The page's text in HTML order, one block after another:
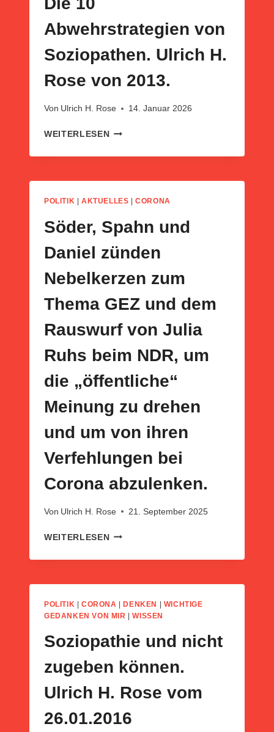
Abwehrstrategien von
Soziopathen. Ulrich H.
Rose von 2013.
Von Ulrich H. Rose 14. Januar 2026
WEITERLESENDIE
ABWEHRSTRATEGIEN
SOZIOPATHEN.
ROSE
VON
2013.
POLITIK AKTUELLES |CORONA
Söder, Spahn und
Daniel zünden
Nebelkerzen zum
Thema GEZ und dem
Rauswurf von Julia
Ruhs beim NDR, um
die „öffentliche“
Meinung zu drehen
und um von ihren
Verfehlungen bei
Corona abzulenken.
Von Ulrich H. Rose 21. September 2025
WEITERLESENSÖDER,
UND
ZÜNDEN
ZUM
GEZ
UND
DEM
RAUSWURF
VON
JULIA
RUHS
BEIM
POLITIK | CORONA |DENKEN | WICHTIGE
GEDANKEN VON MIR |WISSEN
Soziopathie und nicht
zugeben können.
Ulrich H. Rose vom
26.01.2016